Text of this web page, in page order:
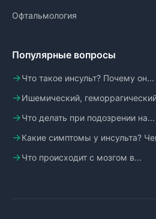
Офтальмология
Популярные вопросы
Что такое инсульт? Почему он...
Ишемический,
Что делать при подозрении на...
Какие симптомы у инсульта?
Что происходит с мозгом в...